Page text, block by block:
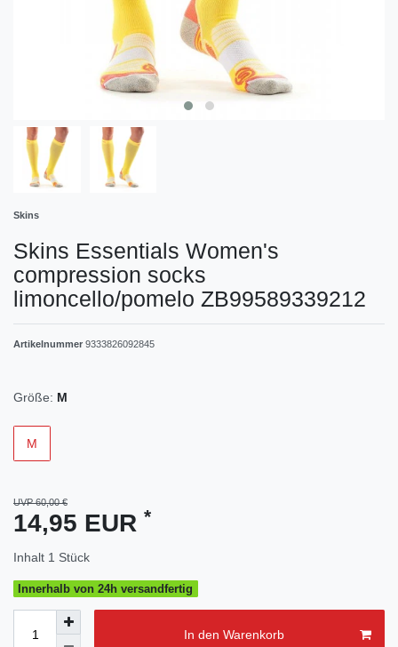
Skins
Skins Essentials Women's
compression socks
limoncello/pomelo ZB99589339212
Artikelnummer 9333826092845
Größe: M
M
UVP 60,00 €
14,95 EUR *
Inhalt 1 Stück
Innerhalb von 24h versandfertig
In den Warenkorb